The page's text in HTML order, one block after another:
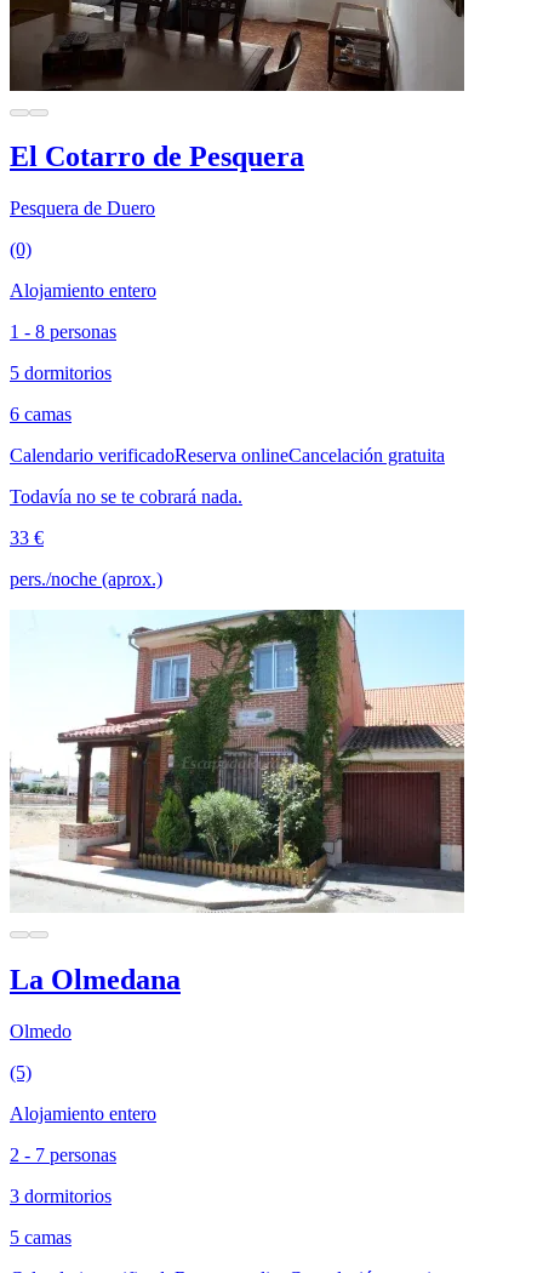
El Cotarro de Pesquera
Pesquera de Duero
(0)
Alojamiento entero
1 - 8 personas
5 dormitorios
6 camas
Calendario verificadoReserva onlineCancelación gratuita
Todavía no se te cobrará nada.
33 €
pers./noche (aprox.)
La Olmedana
Olmedo
(5)
Alojamiento entero
2 - 7 personas
3 dormitorios
5 camas